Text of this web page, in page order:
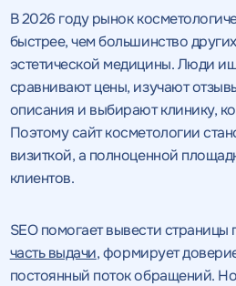
В 2026 году рынок
быстрее, чем большинство
эстетической медицины. Люди
сравнивают цены, изучают
описания и выбирают клинику,
Поэтому сайт косметологии
визиткой, а полноценной
клиентов.
SEO помогает вывести страницы
часть выдачи, формирует
постоянный поток обращений. Но